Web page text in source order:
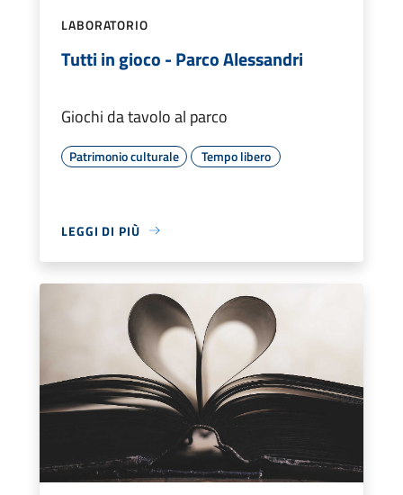
LABORATORIO
Tutti in gioco - Parco Alessandri
Giochi da tavolo al parco
Patrimonio culturale Tempo libero
LEGGI DI PIÙ